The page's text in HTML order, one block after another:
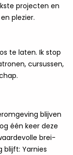
projecten en
plezier.
te laten. Ik stop
cursussen,
blijven
één keer deze
brei-
blijft: Yarnies